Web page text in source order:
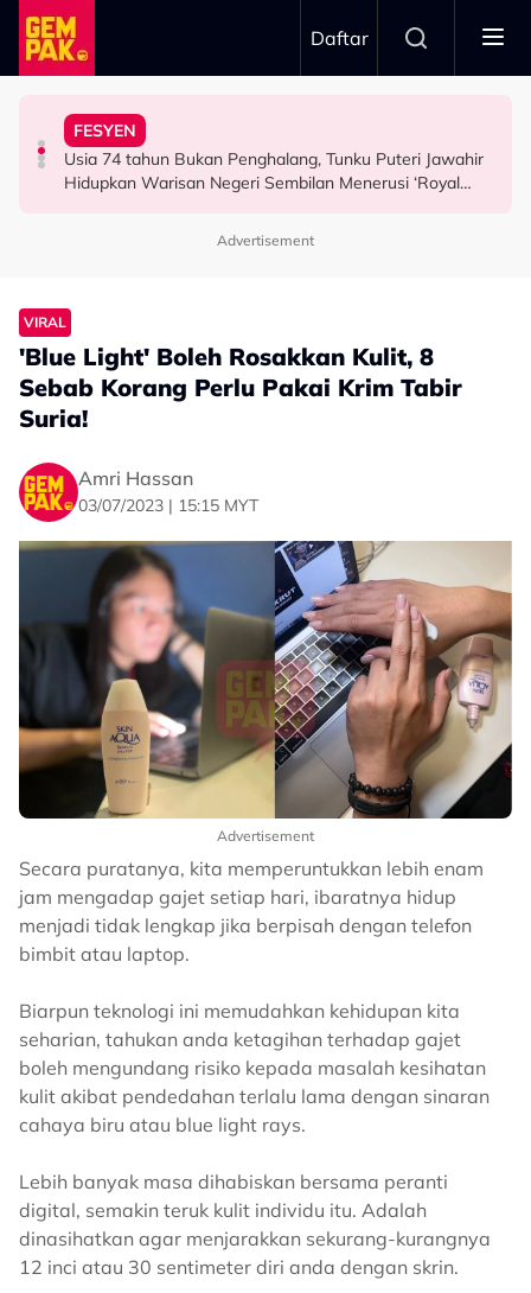
Skip to main content
Daftar
HIBURAN
“Saya Memang Suka Gaya Streetwear…” - Ezaidi Aziz
FESYEN
Usia 74 tahun Bukan Penghalang, Tunku Puteri Jawahir
Hidupkan Warisan Negeri Sembilan Menerusi ‘Royal
BERITA
Tertelan Serpihan Lidi Sate, Wanita Saman Singapore
Airlines
HIBURAN
Permintaan Aneh Jared Leto Di Lokasi, Minta Nelayan
Tangkap Ikan Segar Setiap Hari
Advertisement
VIRAL
'Blue Light' Boleh Rosakkan Kulit, 8
Sebab Korang Perlu Pakai Krim Tabir
Suria!
Amri Hassan
03/07/2023 | 15:15 MYT
Advertisement
Secara puratanya, kita memperuntukkan lebih enam
jam mengadap gajet setiap hari, ibaratnya hidup
menjadi tidak lengkap jika berpisah dengan telefon
bimbit atau laptop.
Biarpun teknologi ini memudahkan kehidupan kita
seharian, tahukan anda ketagihan terhadap gajet
boleh mengundang risiko kepada masalah kesihatan
kulit akibat pendedahan terlalu lama dengan sinaran
cahaya biru atau blue light rays.
Lebih banyak masa dihabiskan bersama peranti
digital, semakin teruk kulit individu itu. Adalah
dinasihatkan agar menjarakkan sekurang-kurangnya
12 inci atau 30 sentimeter diri anda dengan skrin.